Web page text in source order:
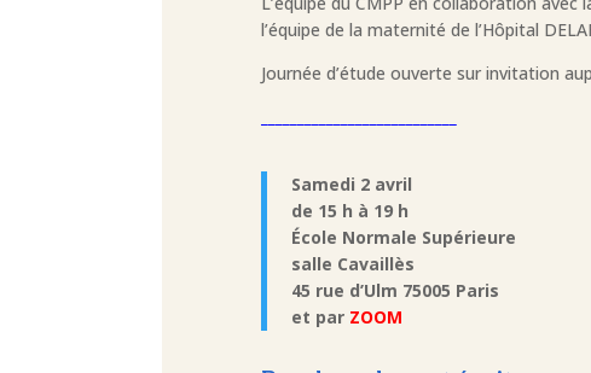
l’équipe de la maternité de l’Hôpital
Journée d’étude ouverte sur invitation
Samedi 2 avril
de 15 h à 19 h
École Normale Supérieure
salle Cavaillès
45 rue d’Ulm 75005 Paris
et par ZOOM